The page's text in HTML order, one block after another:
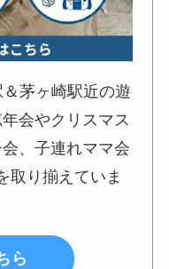
茅ヶ崎駅近の遊
会やクリスマス
、子連れママ会
取り揃えていま
ら